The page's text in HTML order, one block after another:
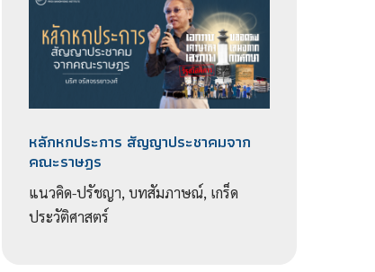
หลักหกประการ สัญญาประชาคมจาก
คณะราษฎร
แนวคิด-ปรัชญา, บทสัมภาษณ์, เกร็ด
ประวัติศาสตร์